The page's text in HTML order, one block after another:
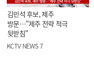
김민석 후보, 제주
방문…"제주 전략 적극
뒷받침"
KCTV NEWS 7